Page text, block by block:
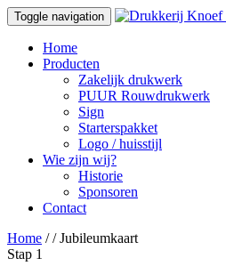
Toggle navigation
Home
Producten
Zakelijk drukwerk
PUUR Rouwdrukwerk
Sign
Starterspakket
Logo / huisstijl
Wie zijn wij?
Historie
Sponsoren
Contact
Home // Jubileumkaart
Stap 1